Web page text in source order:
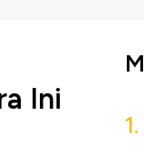
Ini
1.